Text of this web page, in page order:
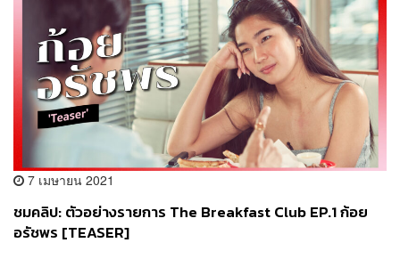
7 เมษายน 2021
ชมคลิป: ตัวอย่างรายการ The Breakfast Club EP.1 ก้อย
อรัชพร [TEASER]